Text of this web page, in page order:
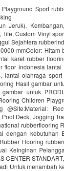
Sport
Jeruk),
Custom Vinyl
Sejahtera
mmColor: Hitam
karet rubber
indonesia
lantai olahraga
Hasil gambar
untuk
Children
Deck, Jogging
rubberflooring
dengan
Flooring
Keinginan
CENTER
Untuk menambah